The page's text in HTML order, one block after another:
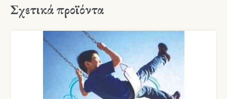
Σχετικά προϊόντα